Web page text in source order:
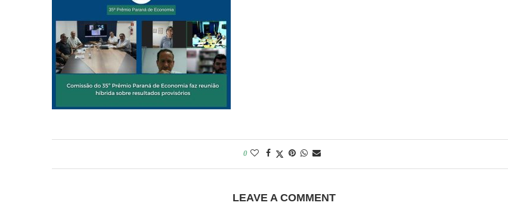
0
LEAVE A COMMENT